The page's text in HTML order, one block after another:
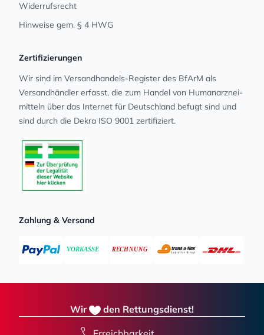
Widerrufsrecht
Hinweise gem. § 4 HWG
Zertifizierungen
Wir sind im Versandhandels-Register des BfArM als
Versandhändler erfasst, die zum Handel von Human­arz­nei­
mit­teln über das Internet für Deutschland befugt sind und
sind durch die Dekra ISO 9001 zertifiziert.
Zahlung & Versand
Wir den Rettungsdienst!